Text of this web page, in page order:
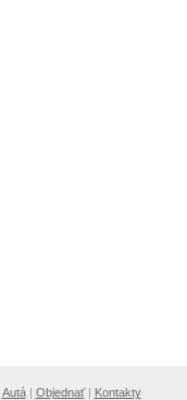
Autá| Objednať| Kontakty